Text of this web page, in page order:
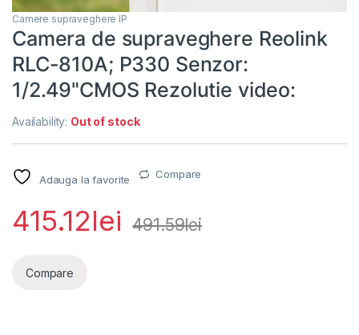
Camere supraveghere IP
Camera de supraveghere Reolink
RLC-810A; P330 Senzor:
1/2.49"CMOS Rezolutie video:
Availability: Out of stock
Adauga la favorite Compare
415.12lei 491.59lei
Compare